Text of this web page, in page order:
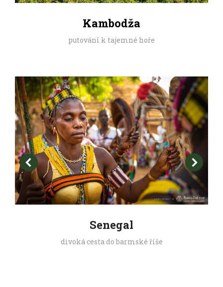
Kambodža
putování k tajemné hoře
Senegal
divoká cesta do barmské říše